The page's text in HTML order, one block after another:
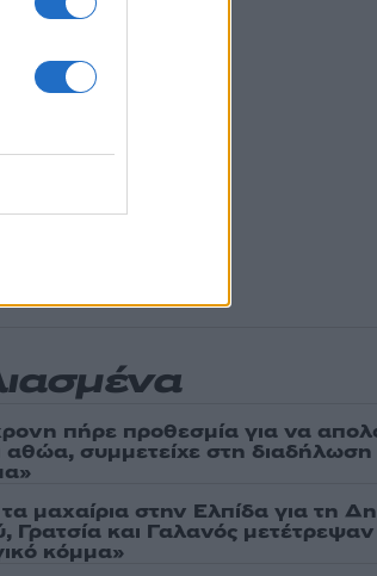
πήρε προθεσμία για να
αθώα, συμμετείχε στη
μαχαίρια στην Ελπίδα για τη
Γρατσία και Γαλανός
κόμμα»